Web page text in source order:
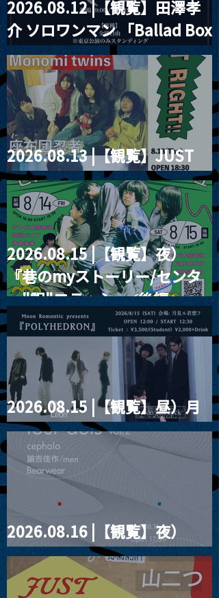
2026.08.12 |【観覧】田澤孝
介 ソロワンマン 「Ballad Box
2026」
2026.08.13 |【観覧】JUST
RIGHT!! vol.26
2026.08.15 |【観覧】夜）
『巷のmyストーリー/センタ
ー"訳"フラッシュ⚡️後編』
2026.08.15 |【観覧】昼）月
見ルpre.『POLYHEDRON』
2026.08.16 |【観覧】夜）
four dots vol.2